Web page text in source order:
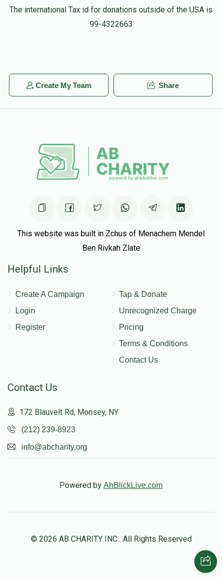
$26.00
Zev Davidson יוסף יואל דייטש
3 months ago
The international Tax id for donations outside of the USA is
99-4322663
Create My Team Share
This website was built in Zchus of Menachem Mendel
Ben Rivkah Zlate
Helpful Links
Create A Campaign
Login
Register
Tap & Donate
Unrecognized Charge
Pricing
Terms & Conditions
Contact Us
Contact Us
172 Blauvelt Rd, Monsey, NY
(212) 239-8923
info@abcharity.org
Powered by AhBlickLive.com
© 2026 AB CHARITY INC . All Rights Reserved